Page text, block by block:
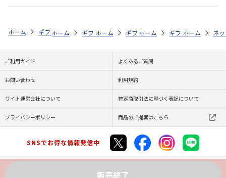
販売終了
ホーム ギフトストア お中元・夏ギフト特集 2026 お菓子・スイーツ
ホーム ギフトストア お中元・夏ギフト特集 2026
ホーム ギフトストア お中元・夏ギフト
ホーム ギフトストア お
ホーム ネ
ご利用ガイド よくあるご質問
お問い合わせ 利用規約
サイト運営会社について 特定商取引法に基づく表記について
プライバシーポリシー 商品のご提案はこちら
SNSでお得な情報発信中